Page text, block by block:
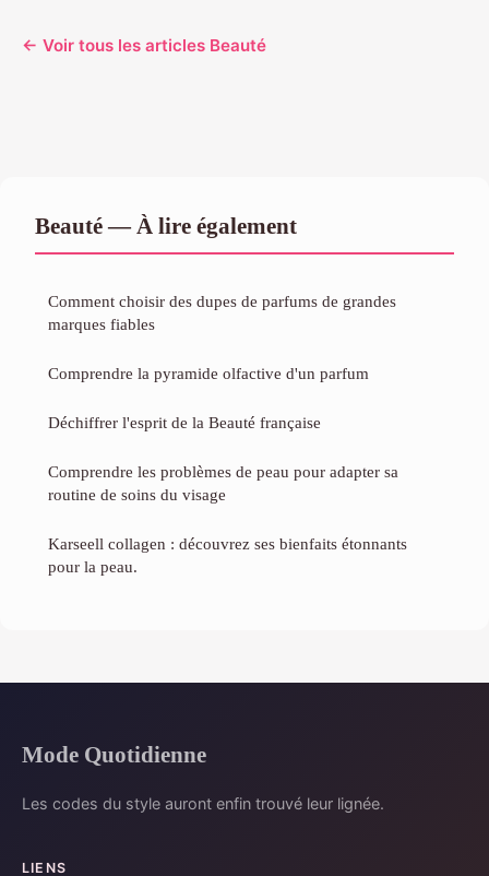
← Voir tous les articles Beauté
Beauté — À lire également
Comment choisir des dupes de parfums de grandes
marques fiables
Comprendre la pyramide olfactive d'un parfum
Déchiffrer l'esprit de la Beauté française
Comprendre les problèmes de peau pour adapter sa
routine de soins du visage
Karseell collagen : découvrez ses bienfaits étonnants
pour la peau.
Mode Quotidienne
Les codes du style auront enfin trouvé leur lignée.
LIENS